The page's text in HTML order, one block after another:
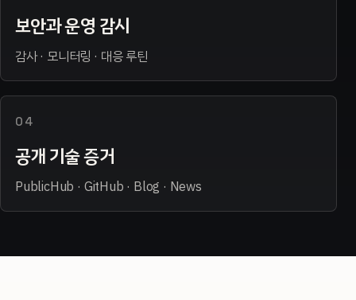
보안과 운영 감시
감사 · 모니터링 · 대응 루틴
04
공개 기술 증거
PublicHub · GitHub · Blog · News